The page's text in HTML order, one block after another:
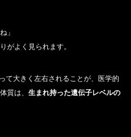
」
がよく見られます。
て大きく左右されることが、医学的
質は、 生まれ持った遺伝子レベルの